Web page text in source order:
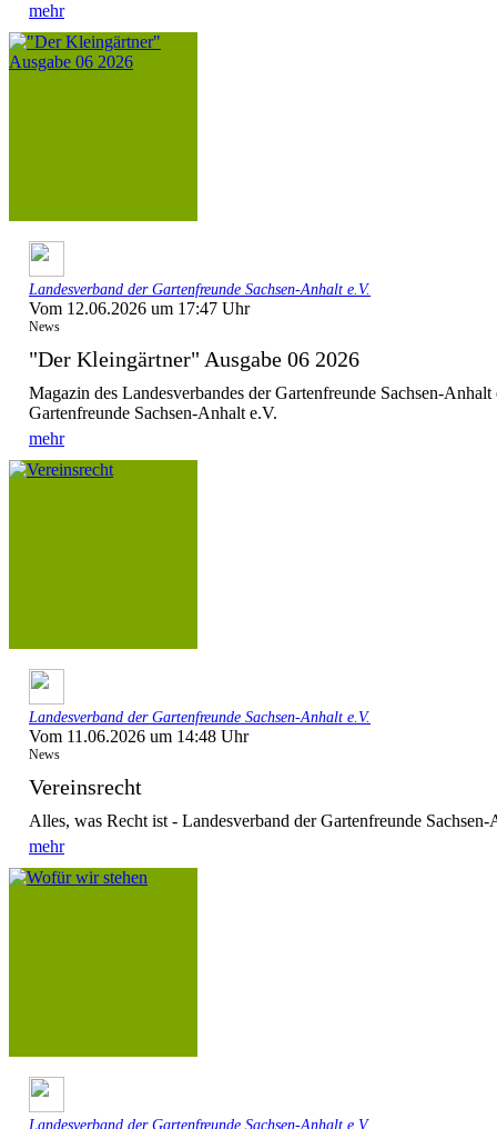
mehr
Landesverband der Gartenfreunde Sachsen-Anhalt e.V.
Vom 12.06.2026 um 17:47 Uhr
News
"Der Kleingärtner" Ausgabe 06 2026
Magazin des Landesverbandes der Gartenfreunde Sachsen-
Gartenfreunde Sachsen-Anhalt e.V.
mehr
Landesverband der Gartenfreunde Sachsen-Anhalt e.V.
Vom 11.06.2026 um 14:48 Uhr
News
Vereinsrecht
Alles, was Recht ist - Landesverband der Gartenfreunde Sachsen-
mehr
Landesverband der Gartenfreunde Sachsen-Anhalt e.V.